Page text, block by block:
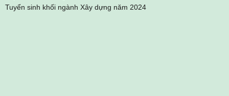
Tuyển sinh khối ngành Xây dựng năm 2024